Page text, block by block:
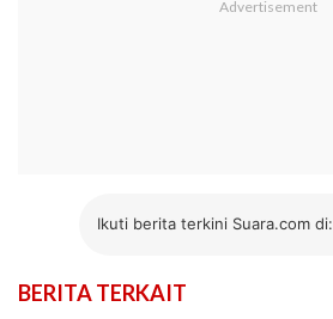
Ikuti berita terkini Suara.com di:
BERITA TERKAIT